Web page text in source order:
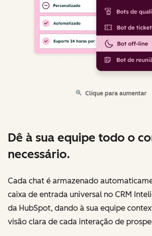
Clique para aumentar
Dê à sua equipe todo o
necessário.
Cada chat é armazenado
caixa de entrada universal no CRM
da HubSpot, dando à sua equipe
visão clara de cada interação de